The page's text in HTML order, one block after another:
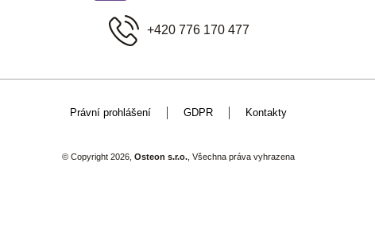
+420 776 170 477
Právní prohlášení GDPR Kontakty
© Copyright 2026, Osteon s.r.o., Všechna práva vyhrazena